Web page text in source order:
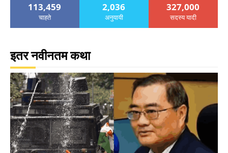
113,459
चाहते
2,036
अनुयायी
327,000
सदस्य यादी
इतर नवीनतम कथा